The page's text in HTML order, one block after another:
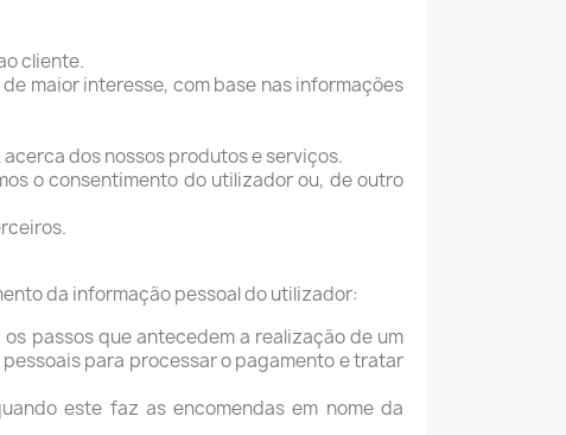
cliente.
maior interesse, com base nas informações
dos nossos produtos e serviços.
o consentimento do utilizador ou, de outro
da informação pessoal do utilizador:
passos que antecedem a realização de um
para processar o pagamento e tratar
este faz as encomendas em nome da